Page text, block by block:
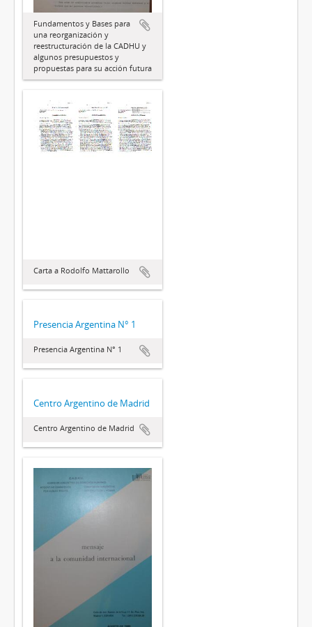
Fundamentos y Bases para
una reorganización y
reestructuración de la CADHU y
algunos presupuestos y
propuestas para su acción futura
Carta a Rodolfo Mattarollo
Presencia Argentina N° 1
Presencia Argentina N° 1
Centro Argentino de Madrid
Centro Argentino de Madrid